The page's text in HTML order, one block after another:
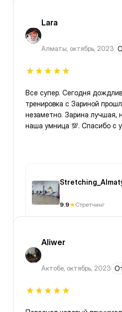
Lara
Алматы, октябрь, 2023
Все супер. Сегодня
тренировка с Зариной
незаметно. Зарина лучшая,
наша умница 💯. Спасибо с
9.9 Стретчинг
Aliwer
Актобе, октябрь, 2023